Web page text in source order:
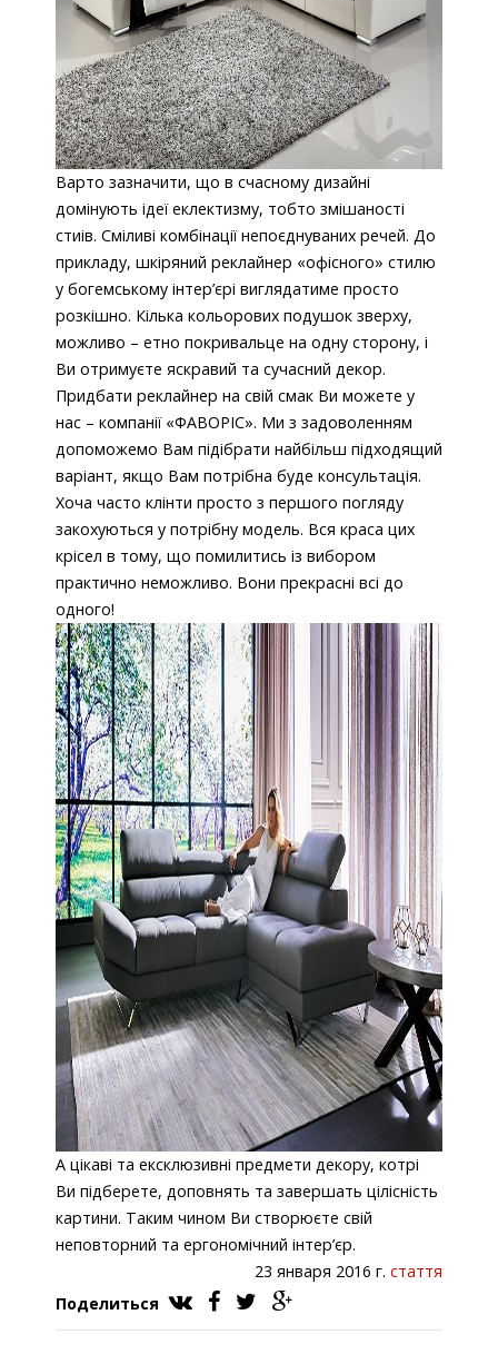
Варто зазначити, що в счасному дизайні
домінують ідеї еклектизму, тобто змішаності
стиів. Сміливі комбінації непоєднуваних речей. До
прикладу, шкіряний реклайнер «офісного» стилю
у богемському інтер’єрі виглядатиме просто
розкішно. Кілька кольорових подушок зверху,
можливо – етно покривальце на одну сторону, і
Ви отримуєте яскравий та сучасний декор.
Придбати реклайнер на свій смак Ви можете у
нас – компанії «ФАВОРІС». Ми з задоволенням
допоможемо Вам підібрати найбільш підходящий
варіант, якщо Вам потрібна буде консультація.
Хоча часто клінти просто з першого погляду
закохуються у потрібну модель. Вся краса цих
крісел в тому, що помилитись із вибором
практично неможливо. Вони прекрасні всі до
одного!
А цікаві та ексклюзивні предмети декору, котрі
Ви підберете, доповнять та завершать цілісність
картини. Таким чином Ви створюєте свій
неповторний та ергономічний інтер’єр.
23 января 2016 г. стаття
Поделиться